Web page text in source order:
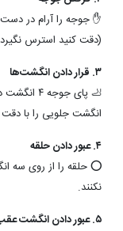
✋ جوجه را آرام در
(دقت کنید استرس
۳. قرار دادن انگشت‌ها
🦶 پای
انگشت جلویی را با دقت
۴. عبور دادن حلقه
⭕ حلقه را از روی سه
نکنند.
۵. عبور دادن انگشت عقب